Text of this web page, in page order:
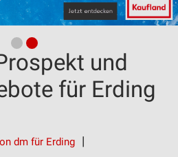
und
für Erding
dm für Erding